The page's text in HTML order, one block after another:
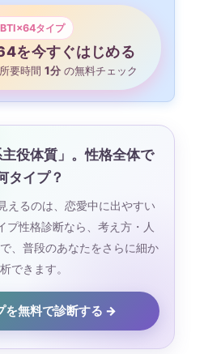
タイプ
を今すぐはじめる
要時間 1分 の無料チェック
役体質」。性格全体で
タイプ？
るのは、恋愛中に出やすい
プ性格診断なら、考え方・人
、普段のあなたをさらに細か
できます。
を無料で診断する →